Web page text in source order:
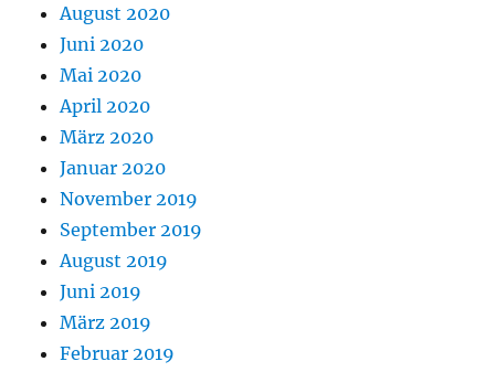
August 2020
Juni 2020
Mai 2020
April 2020
März 2020
Januar 2020
November 2019
September 2019
August 2019
Juni 2019
März 2019
Februar 2019